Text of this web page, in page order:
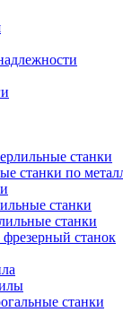
станки
станки по
станки
станки
станок
станки